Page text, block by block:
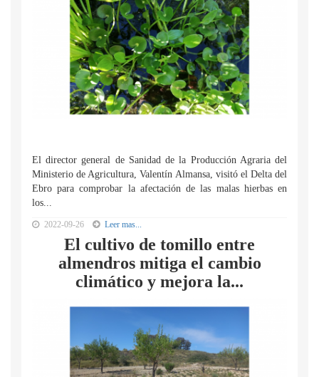
El director general de Sanidad de la Producción Agraria del
Ministerio de Agricultura, Valentín Almansa, visitó el Delta del
Ebro para comprobar la afectación de las malas hierbas en
los...
2022-09-26 Leer mas...
El cultivo de tomillo entre
almendros mitiga el cambio
climático y mejora la...